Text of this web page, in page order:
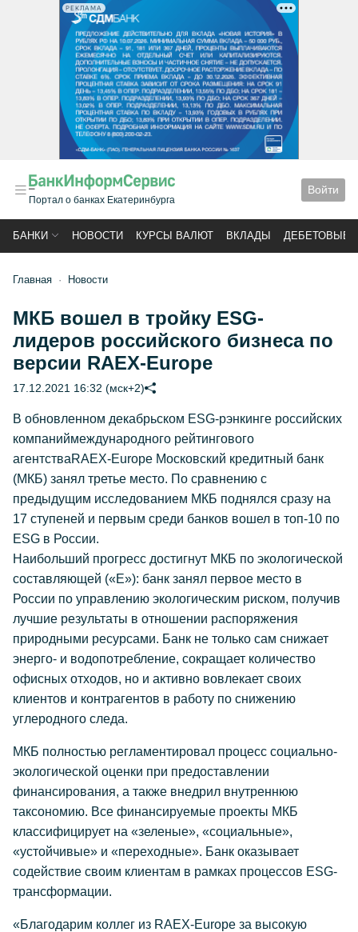
РЕКЛАМА
Портал о банках Екатеринбурга
Войти
БАНКИ НОВОСТИ КУРСЫ ВАЛЮТ ВКЛАДЫ ДЕБЕТОВЫЕ
Главная Новости
МКБ вошел в тройку ESG-
лидеров российского бизнеса по
версии RAEX-Europe
17.12.2021 16:32 (мск+2)
В обновленном декабрьском ESG-рэнкинге российских
компаниймеждународного рейтингового
агентстваRAEX-Europe Московский кредитный банк
(МКБ) занял третье место. По сравнению с
предыдущим исследованием МКБ поднялся сразу на
17 ступеней и первым среди банков вошел в топ-10 по
ESG в России.
Наибольший прогресс достигнут МКБ по экологической
составляющей («E»): банк занял первое место в
России по управлению экологическим риском, получив
лучшие результаты в отношении распоряжения
природными ресурсами. Банк не только сам снижает
энерго- и водопотребление, сокращает количество
офисных отходов, но и активно вовлекает своих
клиентов и контрагентов в работу по снижению
углеродного следа.
МКБ полностью регламентировал процесс социально-
экологической оценки при предоставлении
финансирования, а также внедрил внутреннюю
таксономию. Все финансируемые проекты МКБ
классифицирует на «зеленые», «социальные»,
«устойчивые» и «переходные». Банк оказывает
содействие своим клиентам в рамках процессов ESG-
трансформации.
«Благодарим коллег из RAEX-Europe за высокую